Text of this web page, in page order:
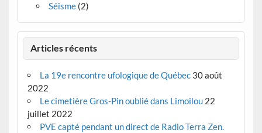
Séisme(2)
Articles récents
La 19e rencontre ufologique de Québec 30 août
2022
Le cimetière Gros-Pin oublié dans Limoilou 22
juillet 2022
PVE capté pendant un direct de Radio Terra Zen.